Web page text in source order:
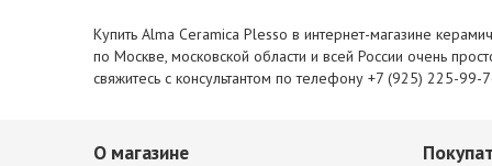
Купить Alma Ceramica Plesso в интернет-магазине
по Москве, московской области и всей России очень
свяжитесь с консультантом по телефону +7 (925) 225-99-
О магазине